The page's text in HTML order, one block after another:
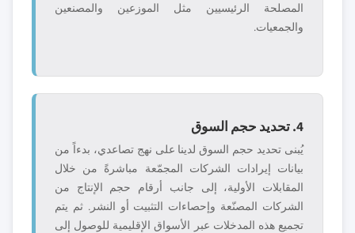
المصلحة الرئيسيين مثل الموزعين والمصنعين
والجمعيات.
4. تحديد حجم السوق
يُبنى تحديد حجم السوق لدينا على نهج تصاعدي، بدءاً من
بيانات إيرادات الشركات المجمّعة مباشرةً من خلال
المقابلات الأولية، إلى جانب أرقام حجم الإنتاج من
الشركات المصنّعة وإحصاءات التثبيت أو النشر. ثم يتم
تجميع هذه المدخلات عبر الأسواق الإقليمية للوصول إلى